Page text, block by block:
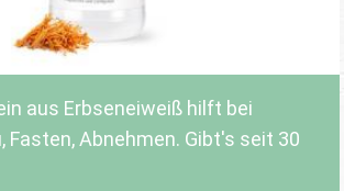
aus Erbseneiweiß hilft bei
Fasten, Abnehmen. Gibt's seit 30